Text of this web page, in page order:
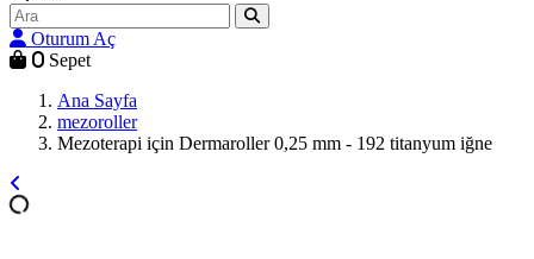
Oturum Aç
0 Sepet
Ana Sayfa
mezoroller
Mezoterapi için Dermaroller 0,25 mm - 192 titanyum iğne